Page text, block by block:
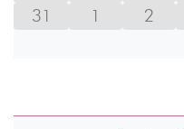
31
1 2